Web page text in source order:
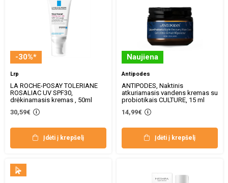
-30%*
Lrp
LA ROCHE-POSAY TOLERIANE
ROSALIAC UV SPF30,
drėkinamasis kremas , 50ml
30,59€
Įdėti į krepšelį
Naujiena
Antipodes
ANTIPODES, Naktinis
atkuriamasis vandens kremas su
probiotikais CULTURE, 15 ml
14,99€
Įdėti į krepšelį